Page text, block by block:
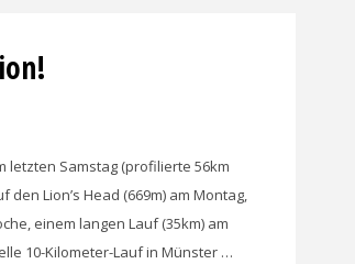
letzten Samstag (profilierte 56km
Lion’s Head (669m) am Montag,
einem langen Lauf (35km) am
10-Kilometer-Lauf in Münster …